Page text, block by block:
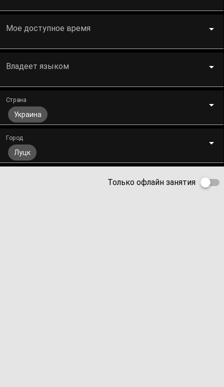
Мое доступное время
Владеет языком
Страна
Украина
Город
Луцк
Только офлайн занятия